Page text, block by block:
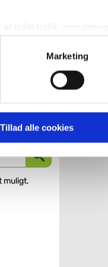
måle trafik, omsætning,
kan du se hvilke
cookies. Du har
det ligeledes muligt, at
Marketing
Tillad alle cookies
muligt.